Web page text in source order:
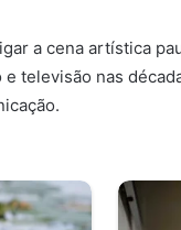
a cena artística
televisão nas